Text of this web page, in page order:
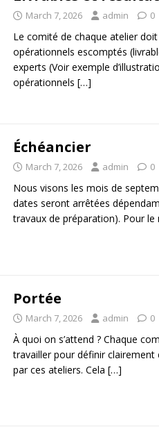
March 7, 2026 admin 0
Le comité de chaque atelier
opérationnels escomptés
experts (Voir exemple
opérationnels […]
Échéancier
March 7, 2026 admin 0
Nous visons les mois de
dates seront arrêtées
travaux de préparation). Pour
Portée
March 7, 2026 admin 0
À quoi on s’attend ? Chaque
travailler pour définir
par ces ateliers. Cela […]